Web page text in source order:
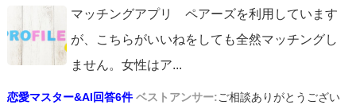
マッチングアプリ ペアーズを利用しています
が、こちらがいいねをしても全然マッチングし
ません。女性はア...
恋愛マスター&AI回答6件 ベストアンサー:ご相談ありがとうござい